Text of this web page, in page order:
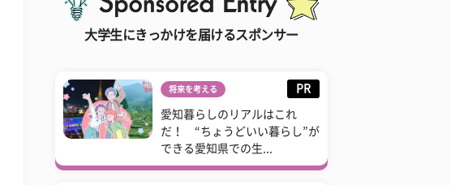
大学生にきっかけを届けるスポンサー
将来を考える PR
愛知暮らしのリアルはこれ
だ！ “ちょうどいい暮らし”が
できる愛知県での生...